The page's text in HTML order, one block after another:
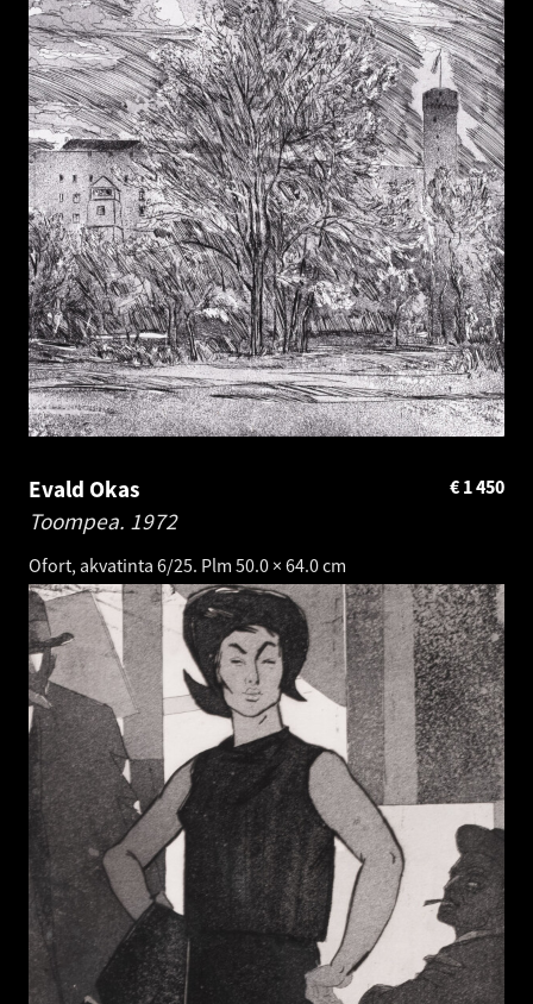
Evald Okas
Toompea. 1972
Ofort, akvatinta 6/25. Plm 50.0 × 64.0 cm
1 450
€